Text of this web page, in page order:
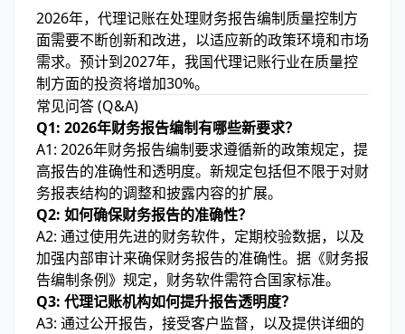
2026年，代理记账在处理财务报告编制质量控制方
面需要不断创新和改进，以适应新的政策环境和市场
需求。预计到2027年，我国代理记账行业在质量控
制方面的投资将增加30%。
常见问答 (Q&A)
Q1: 2026年财务报告编制有哪些新要求？
A1: 2026年财务报告编制要求遵循新的政策规定，提
高报告的准确性和透明度。新规定包括但不限于对财
务报表结构的调整和披露内容的扩展。
Q2: 如何确保财务报告的准确性？
A2: 通过使用先进的财务软件，定期校验数据，以及
加强内部审计来确保财务报告的准确性。据《财务报
告编制条例》规定，财务软件需符合国家标准。
Q3: 代理记账机构如何提升报告透明度？
A3: 通过公开报告，接受客户监督，以及提供详细的